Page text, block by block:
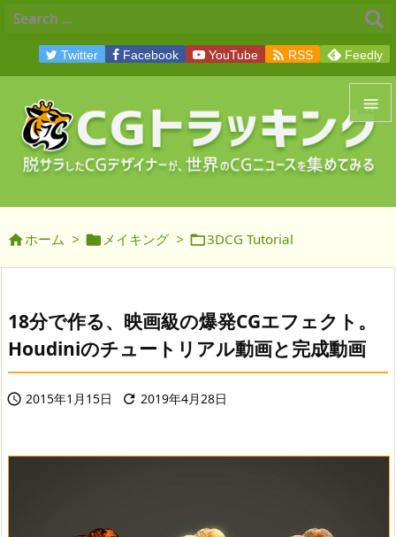


メニュ
前へ

検索
Twitter Facebook YouTube  RSS Feedly
ホーム >  メイキング > 3DCG Tutorial
18分で作る、映画級の爆発CGエフェクト。
Houdiniのチュートリアル動画と完成動画
 2015年1月15日  2019年4月28日